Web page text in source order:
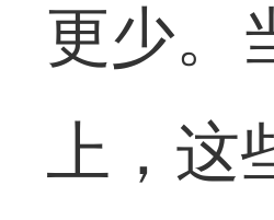
更少。
上，这